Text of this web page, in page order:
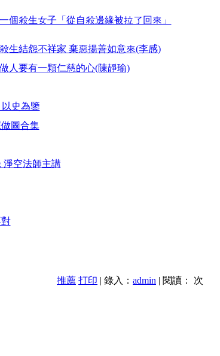
個殺生女子「從自殺邊緣被拉了回來」
生結怨不祥家 棄惡揚善如意來(李感)
人要有一顆仁慈的心(陳靜瑜)
史為鑒
圖合集
淨空法師主講
推薦 打印 | 錄入： admin | 閱讀：
次